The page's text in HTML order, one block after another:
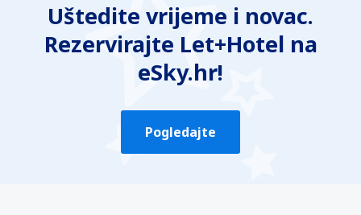
Sadrži netočne podatke
Ne pokriva temu
Uštedite vrijeme i novac.
Rezervirajte Let+Hotel na
eSky.hr!
Pogledajte